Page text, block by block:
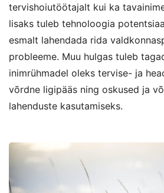
tervishoiutöötajalt kui ka
lisaks tuleb tehnoloogia
esmalt lahendada rida
probleeme. Muu hulgas tuleb
inimrühmadel oleks tervise- ja
võrdne ligipääs ning oskused ja
lahenduste kasutamiseks.